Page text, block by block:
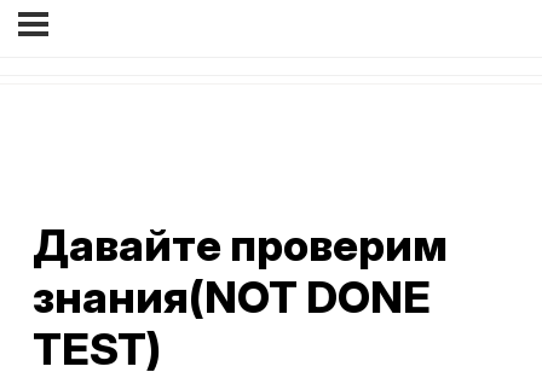
Давайте проверим
знания(NOT DONE
TEST)